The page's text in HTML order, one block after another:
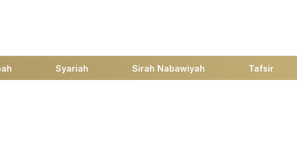
Syariah Sirah Nabawiyah Tafsir